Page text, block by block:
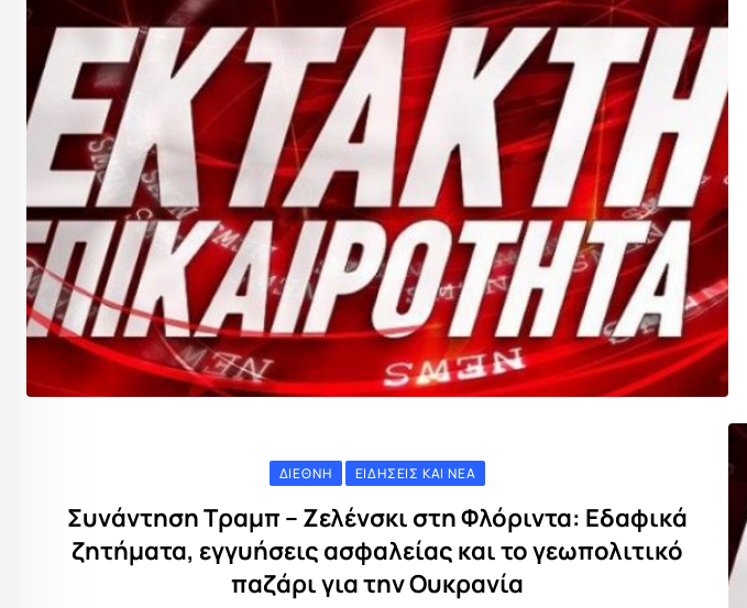
ΔΙΕΘΝΉ ΕΙΔΉΣΕΙΣ ΚΑΙ ΝΈΑ
Συνάντηση Τραμπ – Ζελένσκι στη Φλόριντα: Εδαφικά
ζητήματα, εγγυήσεις ασφαλείας και το γεωπολιτικό
παζάρι για την Ουκρανία